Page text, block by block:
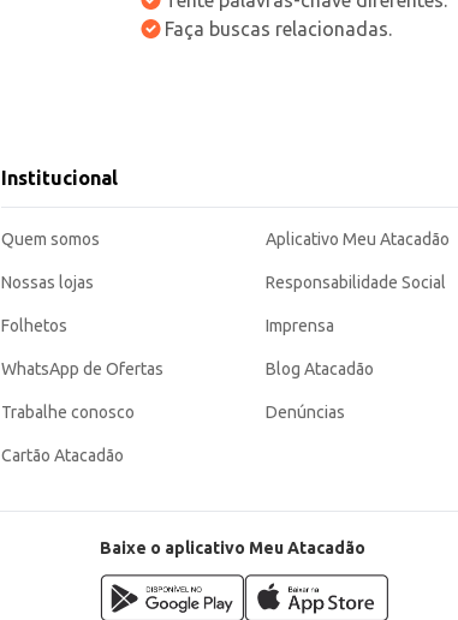
Faça buscas relacionadas.
Institucional
Quem somos
Nossas lojas
Folhetos
WhatsApp de Ofertas
Trabalhe conosco
Cartão Atacadão
Aplicativo Meu Atacadão
Responsabilidade Social
Imprensa
Blog Atacadão
Denúncias
Baixe o aplicativo Meu Atacadão